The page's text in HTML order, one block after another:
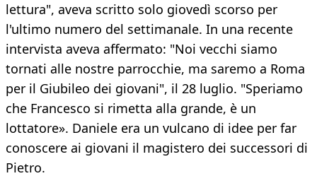
lettura", aveva scritto solo giovedì scorso per
l'ultimo numero del settimanale. In una recente
intervista aveva affermato: "Noi vecchi siamo
tornati alle nostre parrocchie, ma saremo a Roma
per il Giubileo dei giovani", il 28 luglio. "Speriamo
che Francesco si rimetta alla grande, è un
lottatore». Daniele era un vulcano di idee per far
conoscere ai giovani il magistero dei successori di
Pietro.